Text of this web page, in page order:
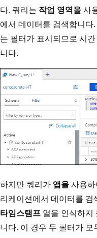
다. 쿼리는 작업 영역을사
에서 데이터를 검색합니다
는 필터가 표시되므로 시
니다.
하지만 쿼리가 앱을사용
리케이션에서 데이터를
타임스탬프 열을 인식하지
니다. 이 경우 두 필터가